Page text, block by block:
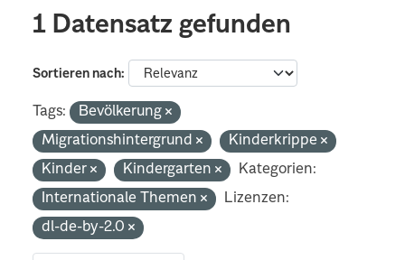
1 Datensatz gefunden
Sortieren nach
Tags:
Bevölkerung
Migrationshintergrund
Kinderkrippe
Kinder
Kindergarten
Kategorien:
Internationale Themen
Lizenzen:
dl-de-by-2.0